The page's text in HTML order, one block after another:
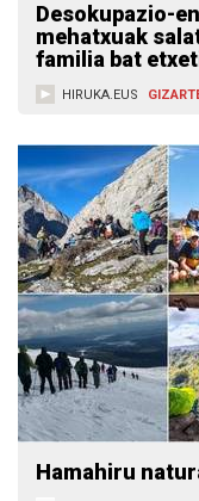
Desokupazio-
mehatxuak
familia bat
HIRUKA.EUS
Hamahiru